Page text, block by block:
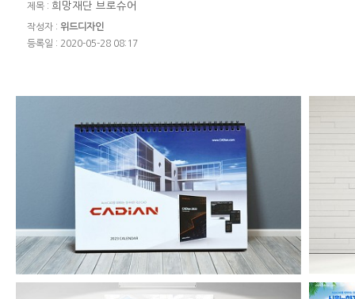
제목 : 희망재단 브로슈어
작성자 : 위드디자인
등록일 : 2020-05-28 08:17
캐디안 2023년 탁상용 달력